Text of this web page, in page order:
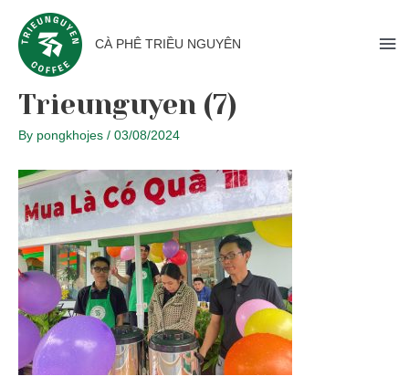
CÀ PHÊ TRIỀU NGUYÊN
Trieunguyen (7)
By pongkhojes / 03/08/2024